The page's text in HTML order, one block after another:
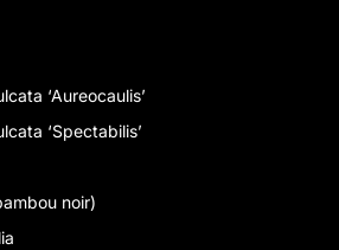
‘Aureocaulis’
‘Spectabilis’
noir)